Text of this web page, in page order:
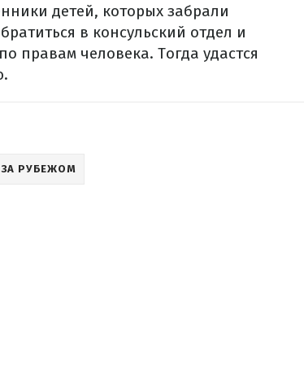
детей, которых забрали
в консульский отдел и
правам человека. Тогда удастся
ЗА РУБЕЖОМ